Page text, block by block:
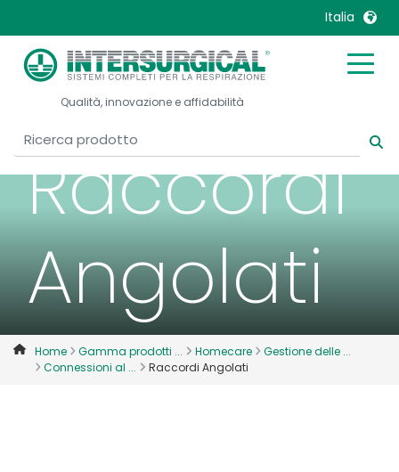
Italia
United Kingdom
United States
Belgique, Français
China
Colombia
Denmark
Deutschland
Malaysia
Nederlands
Russia
Qualità, innovazione e affidabilità
Raccordi
Angolati
Home Gamma prodotti ... Homecare
Gestione delle ...
Connessioni al ...
Raccordi Angolati